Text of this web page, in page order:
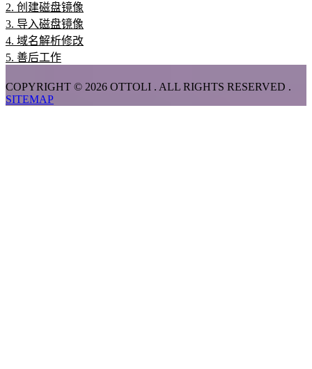
2. 创建磁盘镜像
3. 导入磁盘镜像
4. 域名解析修改
5. 善后工作
COPYRIGHT © 2026 OTTOLI . ALL RIGHTS RESERVED .
SITEMAP